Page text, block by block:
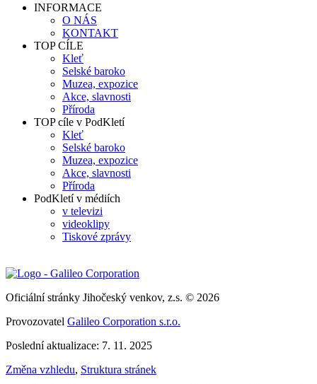
INFORMACE
O NÁS
KONTAKT
TOP CÍLE
Kleť
Selské baroko
Muzea, expozice
Akce, slavnosti
Příroda
TOP cíle v PodKletí
Kleť
Selské baroko
Muzea, expozice
Akce, slavnosti
Příroda
PodKletí v médiích
v televizi
videoklipy
Tiskové zprávy
Oficiální stránky Jihočeský venkov, z.s. © 2026
Provozovatel Galileo Corporation s.r.o.
Poslední aktualizace: 7. 11. 2025
Změna vzhledu, Struktura stránek